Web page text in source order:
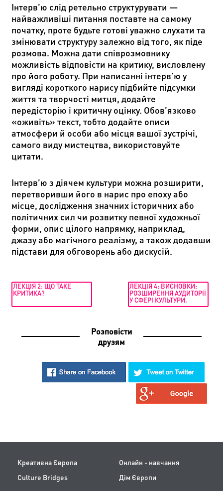
Інтерв’ю слід ретельно структурувати —
найважливіші питання поставте на самому
початку, проте будьте готові уважно слухати та
змінювати структуру залежно від того, як піде
розмова. Можна дати співрозмовнику
можливість відповісти на критику, висловлену
про його роботу. При написанні інтерв’ю у
вигляді короткого нарису підбийте підсумки
життя та творчості митця, додайте
передісторію і критичну оцінку. Обов’язково
«оживіть» текст, тобто додайте описи
атмосфери й особи або місця вашої зустрічі,
самого виду мистецтва, використовуйте
цитати.
Інтерв’ю з діячем культури можна розширити,
перетворивши його в нарис про епоху або
місце, дослідження значних історичних або
політичних сил чи розвитку певної художньої
форми, опис цілого напрямку, наприклад,
джазу або магічного реалізму, а також додавши
підстави для обговорень або дискусій.
ЛЕКЦІЯ 2: ЩО ТАКЕ
КРИТИКА?
ЛЕКЦІЯ 4: ВИСНОВКИ:
РОЗШИРЕННЯ АУДИТОРІЇ
У СФЕРІ КУЛЬТУРИ.
Розповісти
друзям
Креативна Європа
Онлайн - навчання
Culture Bridges
Дім Європи